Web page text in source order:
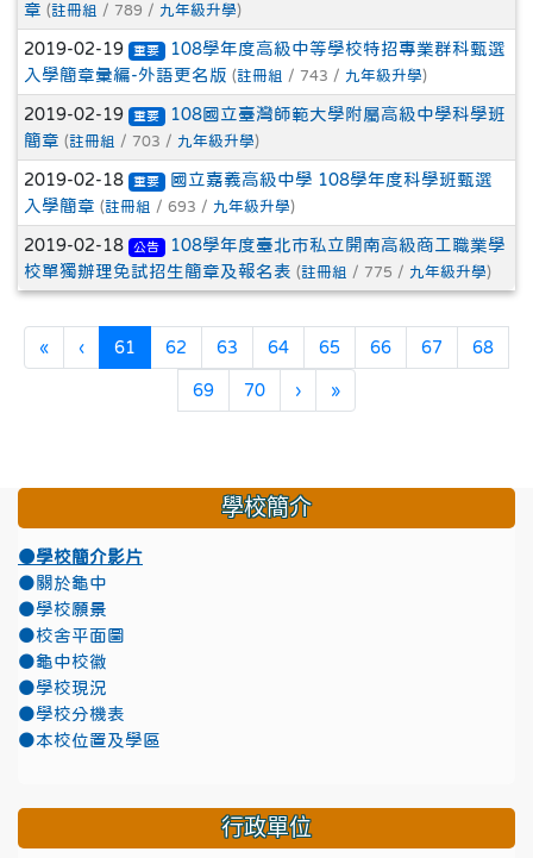
章 (註冊組 / 789 / 九年級升學)
2019-02-19 重要
108學年度高級中等學校特招專業群科甄選
入學簡章彙編-外語更名版 (註冊組 / 743 / 九年級升學)
2019-02-19 重要
108國立臺灣師範大學附屬高級中學科學班
簡章 (註冊組 / 703 / 九年級升學)
2019-02-18 重要
國立嘉義高級中學 108學年度科學班甄選
入學簡章 (註冊組 / 693 / 九年級升學)
2019-02-18 公告
108學年度臺北市私立開南高級商工職業學
校單獨辦理免試招生簡章及報名表 (註冊組 / 775 / 九年級升學)
«第一頁
‹上一頁
61 (目前頁次)
62 63 64 65 66 67 68
69 70 ›下一頁
»最後頁
學校簡介
●學校簡介影片
●關於龜中
●學校願景
●校舍平面圖
●龜中校徽
●學校現況
●學校分機表
●本校位置及學區
行政單位